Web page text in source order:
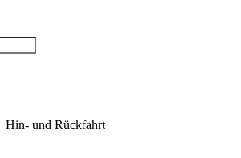
Hin- und Rückfahrt